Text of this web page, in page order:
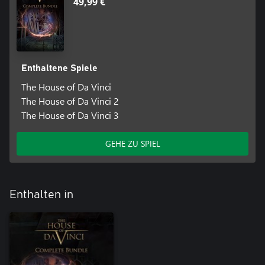
Enthaltene Spiele
The House of Da Vinci
The House of Da Vinci 2
The House of Da Vinci 3
GEHE ZU SPIEL
Enthalten in